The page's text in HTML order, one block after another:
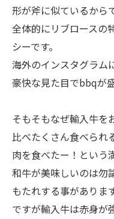
形が斧に似ているから
全体的にリブロースの
シーです。
海外のインスタグラム
豪快な見た目でbbqが
そもそもなぜ輸入牛を
比べたくさん食べられ
肉を食べたー！という
和牛が美味しいのは勿
もたれする事があります
ですが輸入牛は赤身が